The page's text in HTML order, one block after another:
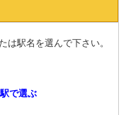
は駅名を選んで下さい。
駅で選ぶ